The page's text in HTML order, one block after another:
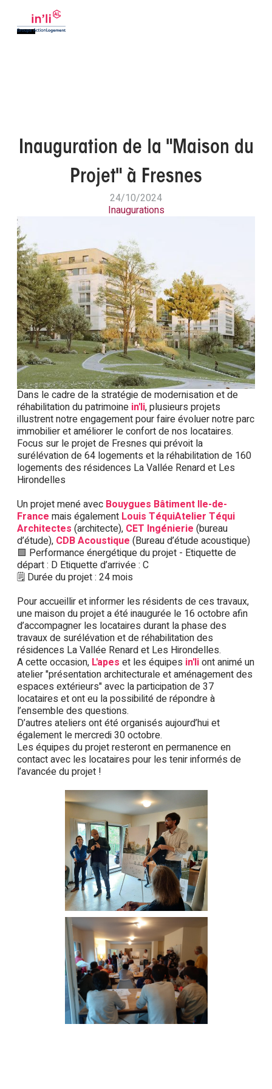
Inauguration de la "Maison du
Projet" à Fresnes
24/10/2024
Inaugurations
Dans le cadre de la stratégie de modernisation et de
réhabilitation du patrimoine in'li, plusieurs projets
illustrent notre engagement pour faire évoluer notre parc
immobilier et améliorer le confort de nos locataires.
Focus sur le projet de Fresnes qui prévoit la
surélévation de 64 logements et la réhabilitation de 160
logements des résidences La Vallée Renard et Les
Hirondelles
Un projet mené avec Bouygues Bâtiment Ile-de-
France mais également Louis TéquiAtelier Téqui
Architectes (architecte), CET Ingénierie (bureau
d’étude), CDB Acoustique (Bureau d’étude acoustique)
🟩 Performance énergétique du projet - Etiquette de
départ : D Etiquette d’arrivée : C
🗒️ Durée du projet : 24 mois
Pour accueillir et informer les résidents de ces travaux,
une maison du projet a été inaugurée le 16 octobre afin
d’accompagner les locataires durant la phase des
travaux de surélévation et de réhabilitation des
résidences La Vallée Renard et Les Hirondelles.
A cette occasion, L'apes et les équipes in'liont animé un
atelier "présentation architecturale et aménagement des
espaces extérieurs" avec la participation de 37
locataires et ont eu la possibilité de répondre à
l’ensemble des questions.
D’autres ateliers ont été organisés aujourd’hui et
également le mercredi 30 octobre.
Les équipes du projet resteront en permanence en
contact avec les locataires pour les tenir informés de
l’avancée du projet !